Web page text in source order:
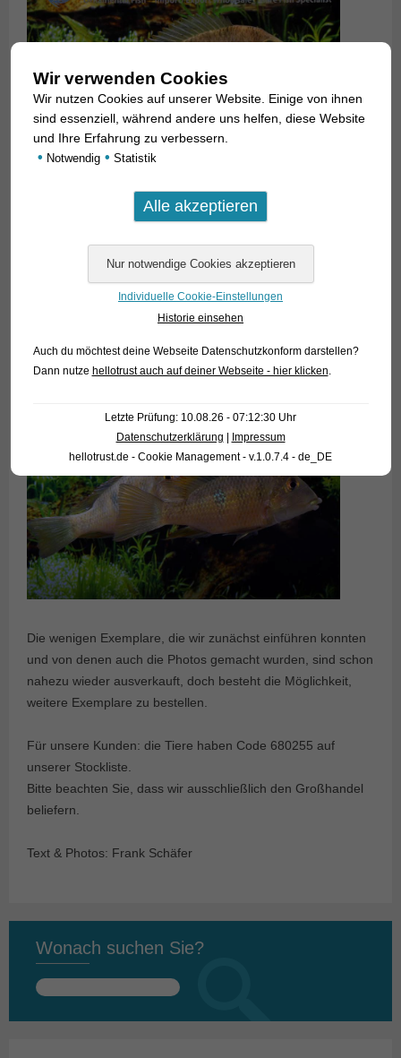
Die wenigen Exemplare, die wir zunächst einführen konnten
und von denen auch die Photos gemacht wurden, sind schon
nahezu wieder ausverkauft, doch besteht die Möglichkeit,
weitere Exemplare zu bestellen.
Für unsere Kunden: die Tiere haben Code 680255 auf
unserer Stockliste.
Bitte beachten Sie, dass wir ausschließlich den Großhandel
beliefern.
Text & Photos: Frank Schäfer
Wonach suchen Sie?
Suchen
Wir verwenden Cookies
Wir nutzen Cookies auf unserer Website. Einige von ihnen
sind essenziell, während andere uns helfen, diese Website
und Ihre Erfahrung zu verbessern.
• Notwendig • Statistik
Individuelle Cookie-Einstellungen
Historie einsehen
Auch du möchtest deine Webseite Datenschutzkonform darstellen?
Dann nutze hellotrust auch auf deiner Webseite - hier klicken
Letzte Prüfung: 10.08.26 - 07:12:30 Uhr
Datenschutzerklärung | Impressum
hellotrust.de - Cookie Management - v.1.0.7.4 - de_DE